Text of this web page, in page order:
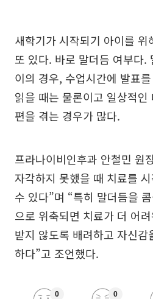
새학기가 시작되기 아이를
또 있다. 바로 말더듬 여부다.
이의 경우, 수업시간에 발표
읽을 때는 물론이고 일상적
편을 겪는 경우가 많다.
프라나이비인후과 안철민 원
자각하지 못했을 때 치료를
수 있다”며 “특히 말더듬을
으로 위축되면 치료가 더 어
받지 않도록 배려하고 자신
하다”고 조언했다.
0 0